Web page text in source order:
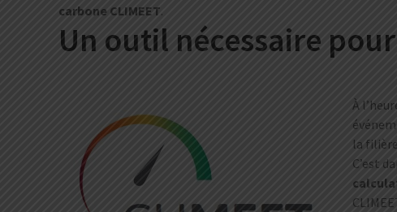
carbone CLIMEET.
Un outil nécessaire
À
la
C’est